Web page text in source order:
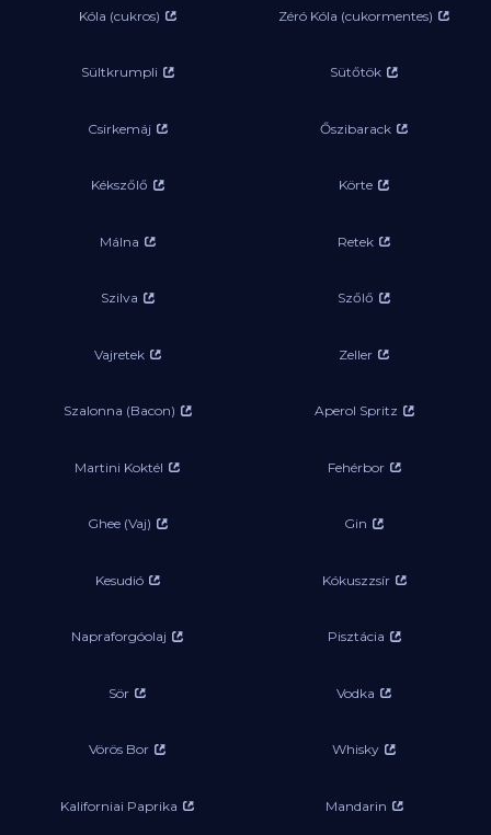
Kóla (cukros) Zéró Kóla (cukormentes)
Sültkrumpli Sütőtök
Csirkemáj Őszibarack
Kékszőlő Körte
Málna Retek
Szilva Szőlő
Vajretek Zeller
Szalonna (Bacon) Aperol Spritz
Martini Koktél Fehérbor
Ghee (Vaj) Gin
Kesudió Kókuszzsír
Napraforgóolaj Pisztácia
Sör Vodka
Vörös Bor Whisky
Kaliforniai Paprika Mandarin